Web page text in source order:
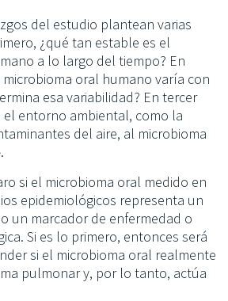
del estudio plantean varias
¿qué tan estable es el
a lo largo del tiempo? En
oral humano varía con
esa variabilidad? En tercer
el entorno ambiental, como la
del aire, al microbioma
si el microbioma oral medido en
epidemiológicos representa un
un marcador de enfermedad o
Si es lo primero, entonces será
si el microbioma oral realmente
pulmonar y, por lo tanto, actúa